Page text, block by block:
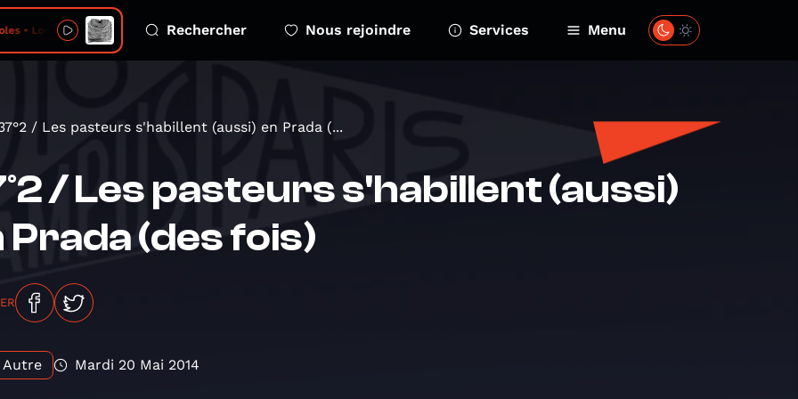
• Looming Rechercher Nous rejoindre Services Menu
/ Les pasteurs s'habillent (aussi) en Prada (...
/ Les pasteurs s'habillent (aussi)
Prada (des fois)
Autre Mardi 20 Mai 2014